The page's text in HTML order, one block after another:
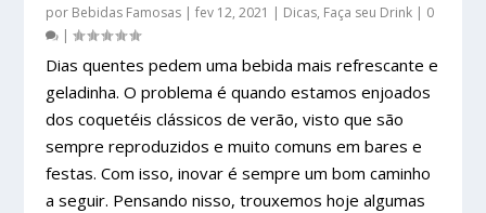
por Bebidas Famosas |fev 12, 2021 | Dicas, Faça seu Drink | 0
|
Dias quentes pedem uma bebida mais refrescante e
geladinha. O problema é quando estamos enjoados
dos coquetéis clássicos de verão, visto que são
sempre reproduzidos e muito comuns em bares e
festas. Com isso, inovar é sempre um bom caminho
a seguir. Pensando nisso, trouxemos hoje algumas